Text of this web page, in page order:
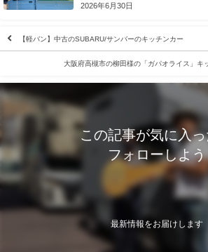
2026年6月30日
【軽バン】中古のSUBARU/サンバーのキッチンカー
大阪府高槻市の柳田様の「ガパオライス」キ
この記事が気に入
フォローしよう
最新情報をお届けします